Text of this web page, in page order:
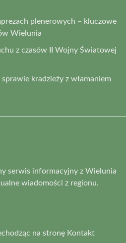
plenerowych – kluczowe
Wielunia
z czasów II Wojny Światowej
kradzieży z włamaniem
serwis informacyjny z Wielunia
wiadomości z regionu.
na stronę Kontakt